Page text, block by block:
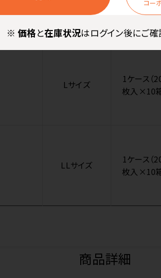
コー
※ 価格と在庫状況はログイン後にご確
枚入×10箱
Lサイズ
1ケース（
枚入×10箱
LLサイズ
1ケース（
枚入×10箱
商品詳細